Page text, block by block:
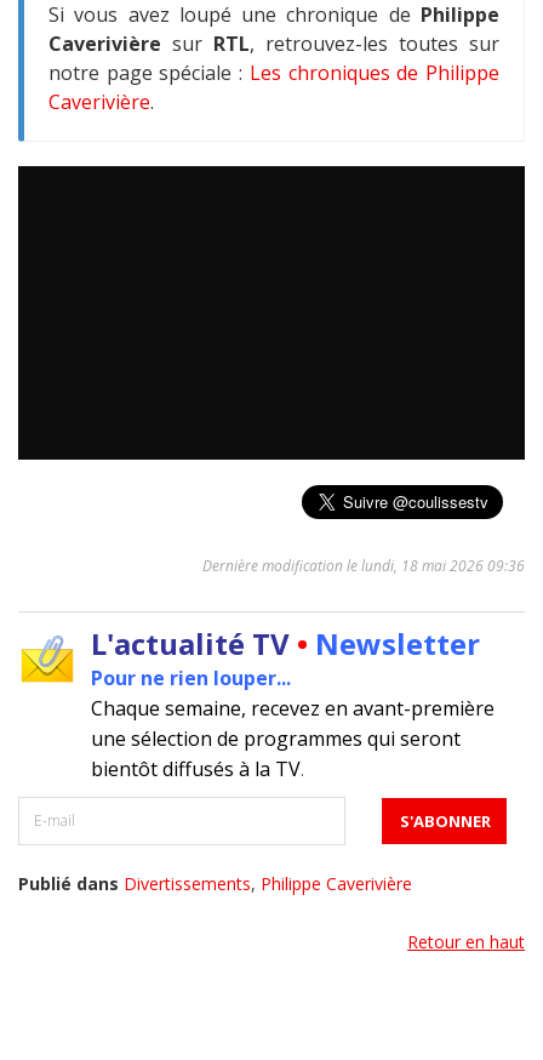
Si vous avez loupé une chronique de Philippe
Caverivière sur RTL, retrouvez-les toutes sur
notre page spéciale : Les chroniques de Philippe
Caverivière.
Dernière modification le lundi, 18 mai 2026 09:36
L'actualité TV • Newsletter
Pour ne rien louper...
Chaque semaine, recevez en avant-première
une sélection de programmes qui seront
bientôt diffusés à la TV.
Publié dans Divertissements, Philippe Caverivière
Retour en haut